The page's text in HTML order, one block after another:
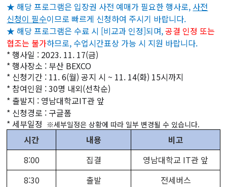
★ 해당 프로그램은 입장권 사전 예매가 필요한 행사로, 사전
신청이 필수이므로 빠르게 신청하여 주시기 바랍니다.
★ 해당 프로그램은 수료 시 [비교과 인정]되며,공결 인정 또는
협조는 불가하므로, 수업시간표상 가능 시 지원 바랍니다.
*행사일 : 2023. 11. 17(금)
*행사장소 : 부산 BEXCO
* 신청기간 : 11. 6(월) 공지 시 ~ 11. 14(화) 15시까지
* 참여인원 : 30명 내외(선착순)
* 출발지 : 영남대학교IT관 앞
* 신청경로 : 구글폼
*세부일정 ※세부일정은 상황에 따라 일부 변경될 수 있습니다.
시간 내용
비고
8:00
집결
영남대학교 IT관 앞
8:30
출발
전세버스